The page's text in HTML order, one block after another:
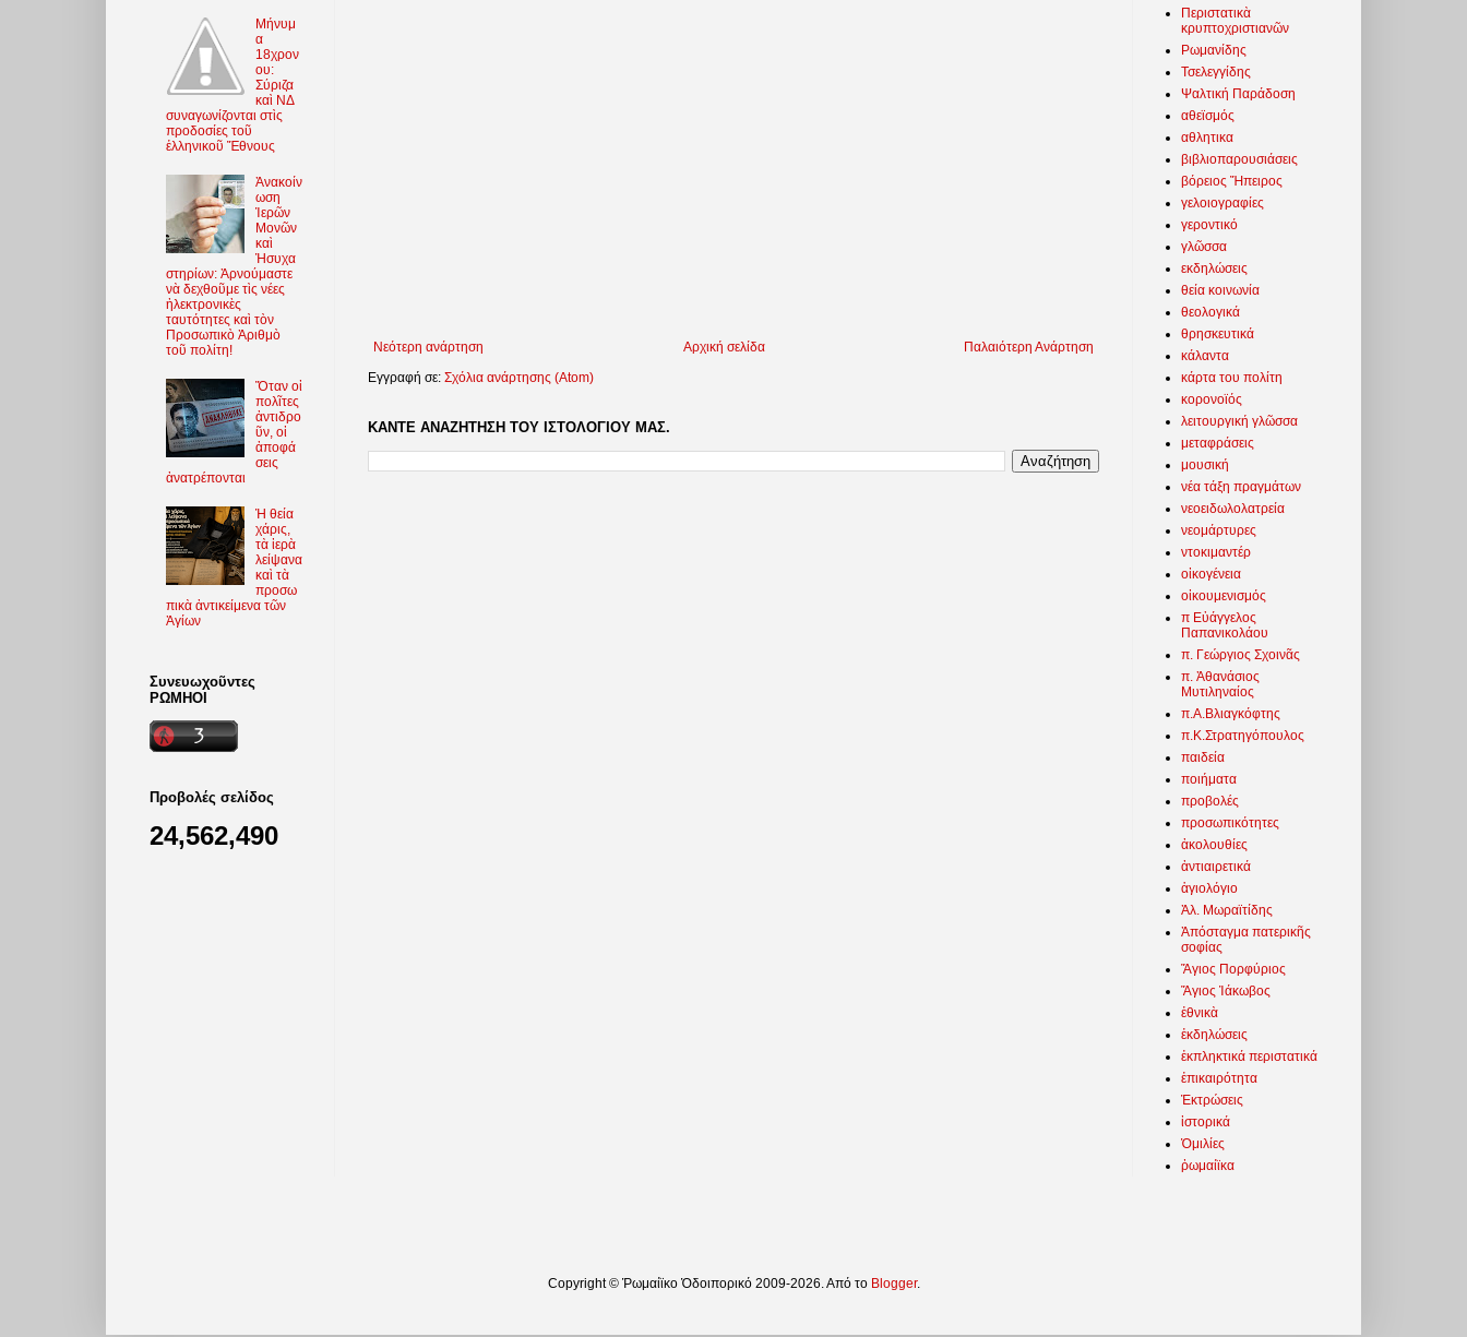
Νεότερη ανάρτηση Παλαιότερη Ανάρτηση
Αρχική σελίδα
Εγγραφή σε: Σχόλια ανάρτησης (Atom)
ΚΑΝΤΕ ΑΝΑΖΗΤΗΣΗ ΤΟΥ ΙΣΤΟΛΟΓΙΟΥ ΜΑΣ.
Μήνυμ
α
18χρον
ου:
Σύριζα
καὶ ΝΔ
συναγωνίζονται στὶς
προδοσίες τοῦ
ἑλληνικοῦ Ἔθνους
Ἀνακοίν
ωση
Ἱερῶν
Μονῶν
καὶ
Ἡσυχα
στηρίων: Ἀρνούμαστε
νὰ δεχθοῦμε τὶς νέες
ἠλεκτρονικὲς
ταυτότητες καὶ τὸν
Προσωπικὸ Ἀριθμὸ
τοῦ πολίτη!
Ὅταν οἱ
πολῖτες
ἀντιδρο
ῦν, οἱ
ἀποφά
σεις
ἀνατρέπονται
Ἡ θεία
χάρις,
τὰ ἱερὰ
λείψανα
καὶ τὰ
προσω
πικὰ ἀντικείμενα τῶν
Ἁγίων
Συνευωχοῦντες
ΡΩΜΗΟΙ
Προβολές σελίδος
24,562,490
Περιστατικὰ
κρυπτοχριστιανῶν
Ρωμανίδης
Τσελεγγίδης
Ψαλτική Παράδοση
αθεϊσμός
αθλητικα
βιβλιοπαρουσιάσεις
βόρειος Ἤπειρος
γελοιογραφίες
γεροντικό
γλῶσσα
εκδηλώσεις
θεία κοινωνία
θεολογικά
θρησκευτικά
κάλαντα
κάρτα του πολίτη
κορονοϊός
λειτουργική γλῶσσα
μεταφράσεις
μουσική
νέα τάξη πραγμάτων
νεοειδωλολατρεία
νεομάρτυρες
ντοκιμαντέρ
οἰκογένεια
οἰκουμενισμός
π Εὐάγγελος
Παπανικολάου
π. Γεώργιος Σχοινᾶς
π. Ἀθανάσιος
Μυτιληναίος
π.Α.Βλιαγκόφτης
π.Κ.Στρατηγόπουλος
παιδεία
ποιήματα
προβολές
προσωπικότητες
ἀκολουθίες
ἀντιαιρετικά
ἁγιολόγιο
Ἀλ. Μωραϊτίδης
Ἀπόσταγμα πατερικῆς
σοφίας
Ἅγιος Πορφύριος
Ἅγιος Ἰάκωβος
ἐθνικὰ
ἐκδηλώσεις
ἐκπληκτικά περιστατικά
ἐπικαιρότητα
Ἐκτρώσεις
ἱστορικά
Ὁμιλίες
ῥωμαίϊκα
Copyright © Ῥωμαίϊκο Ὁδοιπορικό 2009-2026. Από το Blogger.